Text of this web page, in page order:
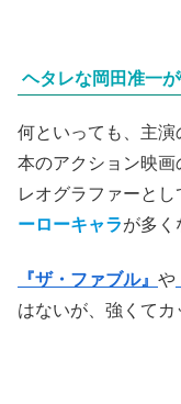
ヘタレな岡田准一
何といっても、主演
本のアクション映画
レオグラファーとし
ーローキャラが多く
『ザ・ファブル』 や
はないが、強くてカ